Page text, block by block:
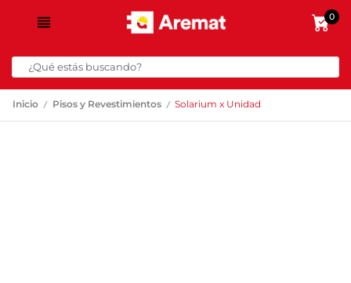
0
Inicio / Pisos y Revestimientos / Solarium x Unidad